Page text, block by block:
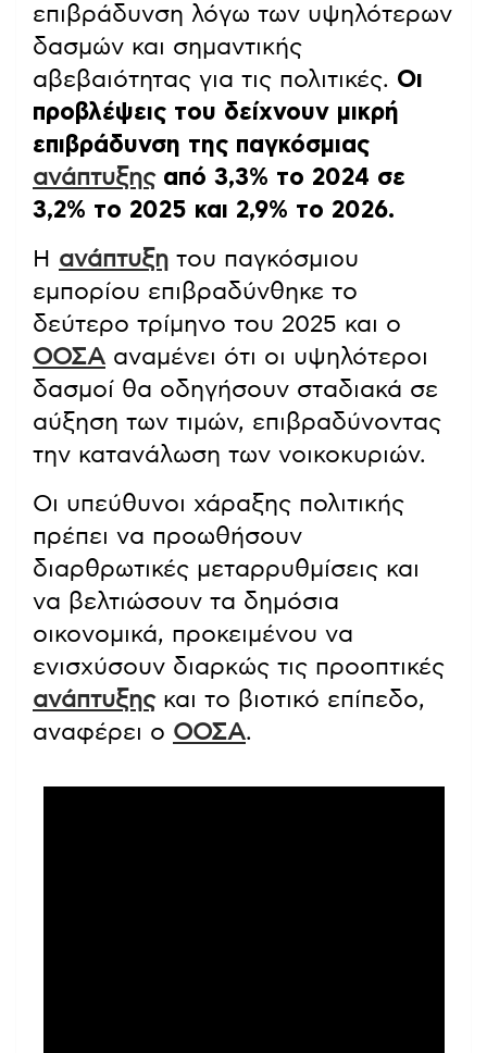
επιβράδυνση λόγω των υψηλότερων
δασμών και σημαντικής
αβεβαιότητας για τις πολιτικές. Οι
προβλέψεις του δείχνουν μικρή
επιβράδυνση της παγκόσμιας
ανάπτυξηςαπό 3,3% το 2024 σε
3,2% το 2025 και 2,9% το 2026.
Η ανάπτυξη του παγκόσμιου
εμπορίου επιβραδύνθηκε το
δεύτερο τρίμηνο του 2025 και ο
ΟΟΣΑ αναμένει ότι οι υψηλότεροι
δασμοί θα οδηγήσουν σταδιακά σε
αύξηση των τιμών, επιβραδύνοντας
την κατανάλωση των νοικοκυριών.
Οι υπεύθυνοι χάραξης πολιτικής
πρέπει να προωθήσουν
διαρθρωτικές μεταρρυθμίσεις και
να βελτιώσουν τα δημόσια
οικονομικά, προκειμένου να
ενισχύσουν διαρκώς τις προοπτικές
ανάπτυξηςκαι το βιοτικό επίπεδο,
αναφέρει ο ΟΟΣΑ.